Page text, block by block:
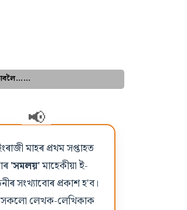
মাহৰ প্ৰথম সপ্তাহত
'সমলয়'মাহেকীয়া ই-
সংখ্যাবোৰ প্ৰকাশ হ'ব।
সকলো লেখক-লেখিকাক